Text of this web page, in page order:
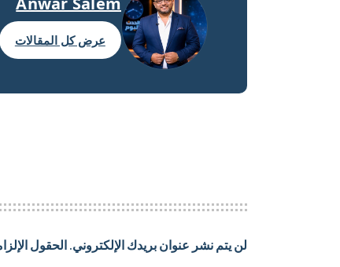
عرض كل المقالات
لن يتم نشر عنوان بريدك الإلكتروني.الحقول